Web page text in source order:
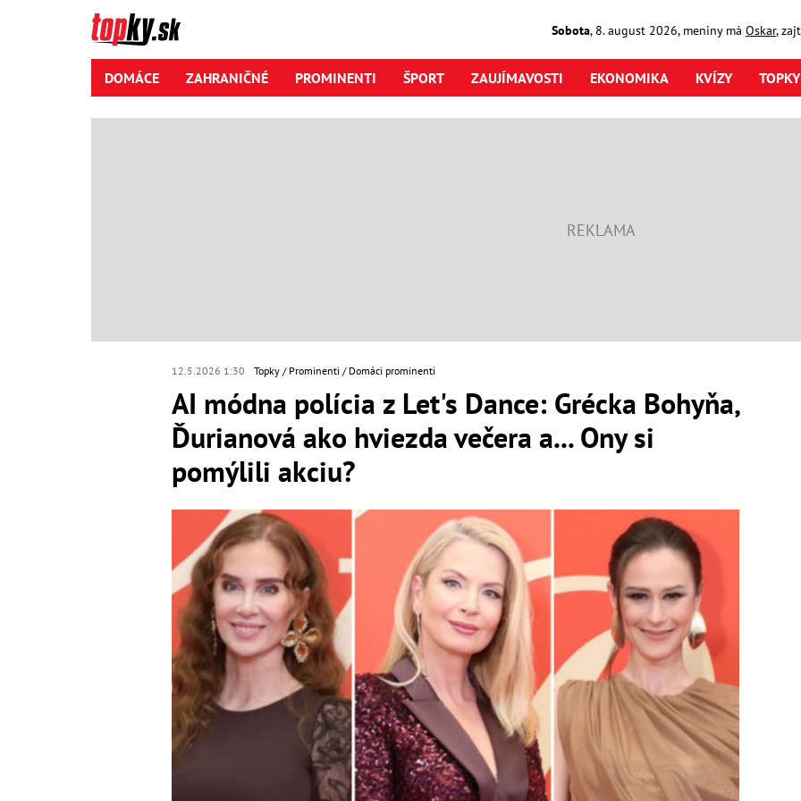
Sobota, 8. august2026, meniny má Oskar,
DOMÁCE ZAHRANIČNÉ PROMINENTI ŠPORT ZAUJÍMAVOSTI EKONOMIKA KVÍZY
12.5.2026 1:30 Topky Prominenti Domáci prominenti
AI módna polícia z Let's Dance: Grécka Bohyňa,
Ďurianová ako hviezda večera a... Ony si
pomýlili akciu?